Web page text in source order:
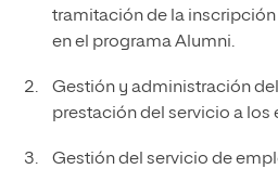
tramitación de la
en el programa Alumni.
Gestión y administración
prestación del servicio a los
Gestión del servicio de